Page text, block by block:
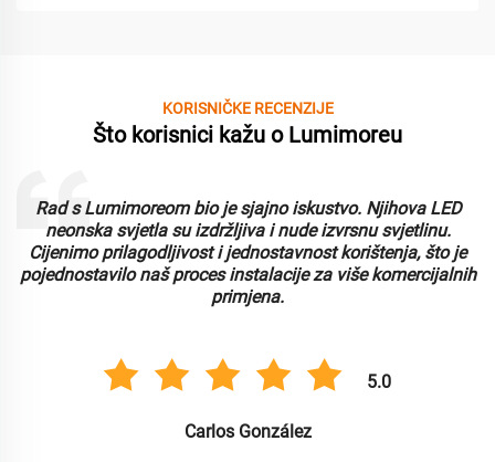
KORISNIČKE RECENZIJE
Što korisnici kažu o Lumimoreu
Lumimore LED neonske svjetlosti nude izvanrednu
kvalitetu i performanse. Fleksibilnost i živopisne boje bile
su savršene za naše promotivne izložbe. Primili smo
pozitivne povratne informacije od klijenata o
vizualnom učinku i energetskoj učinkovitosti.
Yuki Tanaka